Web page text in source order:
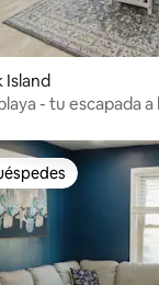
Island
Nuestra casa de playa - tu